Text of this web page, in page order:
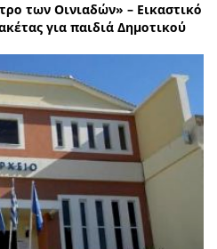
των Οινιαδών» – Εικαστικό
για παιδιά Δημοτικού